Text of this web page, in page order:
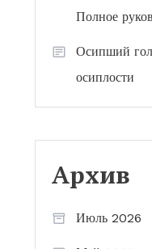
Полное
Осипший
осиплости
Архив
Июль 2026